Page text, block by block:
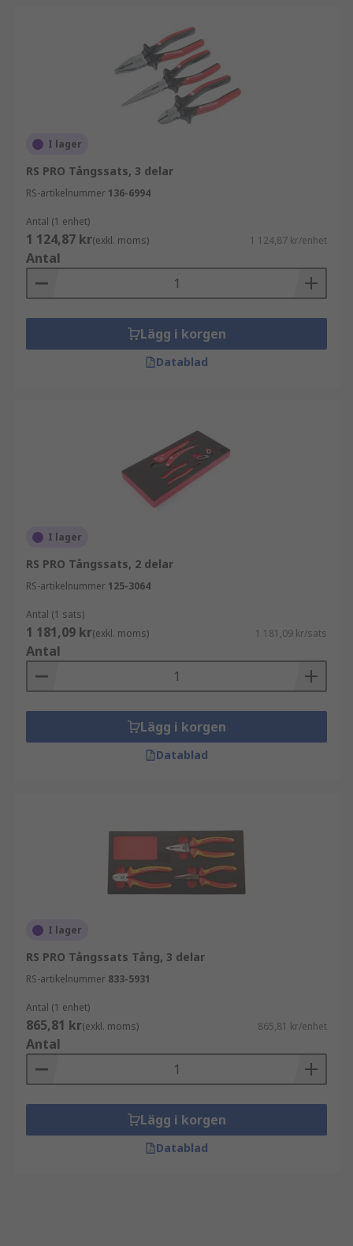
I lager
RS PRO Tångssats, 3 delar
RS-artikelnummer 136-6994
Antal (1 enhet)
1 124,87 kr(exkl. moms) 1 124,87 kr/enhet
Antal
Lägg i korgen
Datablad
I lager
RS PRO Tångssats, 2 delar
RS-artikelnummer 125-3064
Antal (1 sats)
1 181,09 kr(exkl. moms) 1 181,09 kr/sats
Antal
Lägg i korgen
Datablad
I lager
RS PRO Tångssats Tång, 3 delar
RS-artikelnummer 833-5931
Antal (1 enhet)
865,81 kr(exkl. moms) 865,81 kr/enhet
Antal
Lägg i korgen
Datablad